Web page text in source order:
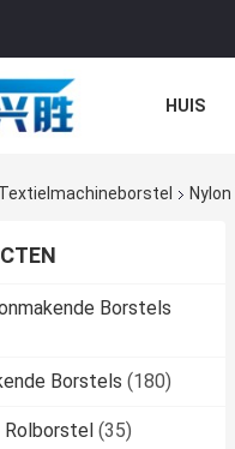
HUIS
Textielmachineborstel
Borstels
Borstels (180)
(35)